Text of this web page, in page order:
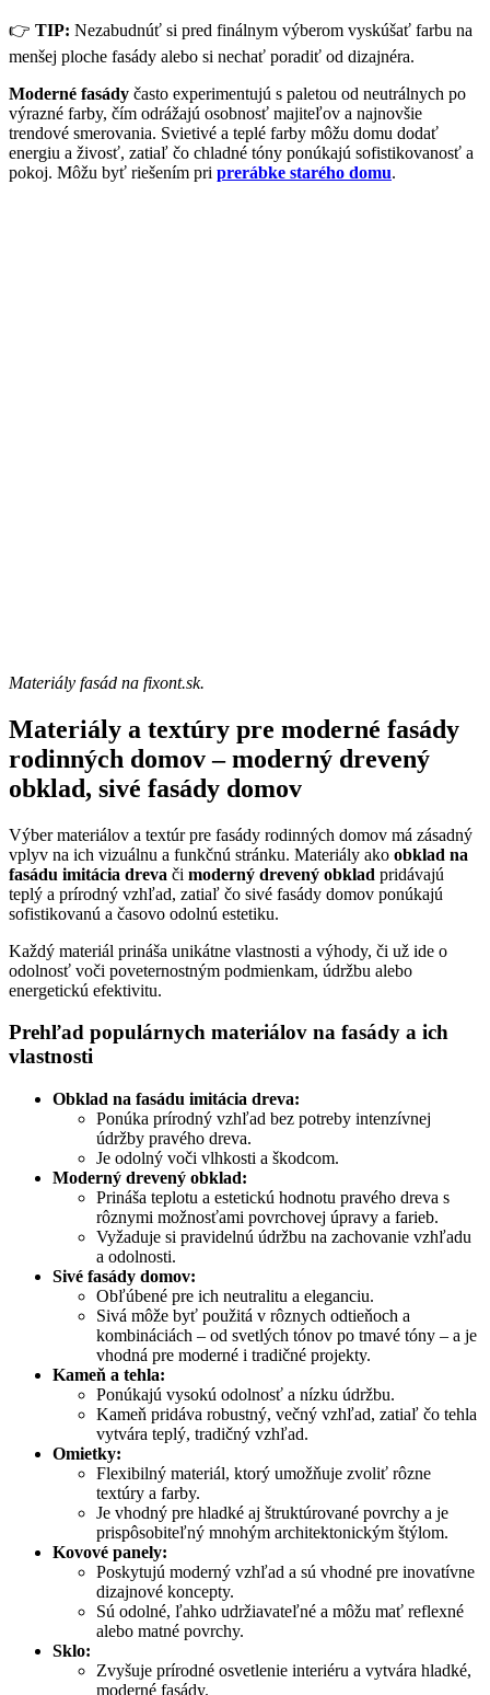
👉 TIP: Nezabudnúť si pred finálnym výberom vyskúšať farbu na
menšej ploche fasády alebo si nechať poradiť od dizajnéra.
Moderné fasády často experimentujú s paletou od neutrálnych po
výrazné farby, čím odrážajú osobnosť majiteľov a najnovšie
trendové smerovania. Svietivé a teplé farby môžu domu dodať
energiu a živosť, zatiaľ čo chladné tóny ponúkajú sofistikovanosť a
pokoj. Môžu byť riešením pri prerábke starého domu.
Materiály fasád na fixont.sk.
Materiály a textúry pre moderné fasády
rodinných domov – moderný drevený
obklad, sivé fasády domov
Výber materiálov a textúr pre fasády rodinných domov má zásadný
vplyv na ich vizuálnu a funkčnú stránku. Materiály ako obklad na
fasádu imitácia dreva či moderný drevený obklad pridávajú
teplý a prírodný vzhľad, zatiaľ čo sivé fasády domov ponúkajú
sofistikovanú a časovo odolnú estetiku.
Každý materiál prináša unikátne vlastnosti a výhody, či už ide o
odolnosť voči poveternostným podmienkam, údržbu alebo
energetickú efektivitu.
Prehľad populárnych materiálov na fasády a ich
vlastnosti
Obklad na fasádu imitácia dreva:
Ponúka prírodný vzhľad bez potreby intenzívnej
údržby pravého dreva.
Je odolný voči vlhkosti a škodcom.
Moderný drevený obklad:
Prináša teplotu a estetickú hodnotu pravého dreva s
rôznymi možnosťami povrchovej úpravy a farieb.
Vyžaduje si pravidelnú údržbu na zachovanie vzhľadu
a odolnosti.
Sivé fasády domov:
Obľúbené pre ich neutralitu a eleganciu.
Sivá môže byť použitá v rôznych odtieňoch a
kombináciách – od svetlých tónov po tmavé tóny – a je
vhodná pre moderné i tradičné projekty.
Kameň a tehla:
Ponúkajú vysokú odolnosť a nízku údržbu.
Kameň pridáva robustný, večný vzhľad, zatiaľ čo tehla
vytvára teplý, tradičný vzhľad.
Omietky:
Flexibilný materiál, ktorý umožňuje zvoliť rôzne
textúry a farby.
Je vhodný pre hladké aj štruktúrované povrchy a je
prispôsobiteľný mnohým architektonickým štýlom.
Kovové panely:
Poskytujú moderný vzhľad a sú vhodné pre inovatívne
dizajnové koncepty.
Sú odolné, ľahko udržiavateľné a môžu mať reflexné
alebo matné povrchy.
Sklo:
Zvyšuje prírodné osvetlenie interiéru a vytvára hladké,
moderné fasády.